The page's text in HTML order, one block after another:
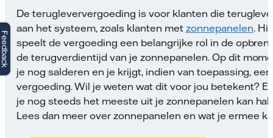
De terugleververgoeding is voor klanten die
aan het systeem, zoals klanten met zonnepanelen.
speelt de vergoeding een belangrijke rol in de
de terugverdientijd van je zonnepanelen. Op dit
je nog salderen en je krijgt, indien van toepassing, een
vergoeding. Wil je weten wat dit voor jou betekent?
je nog steeds het meeste uit je zonnepanelen kan
Lees dan meer over zonnepanelen en wat je ermee
Feedback